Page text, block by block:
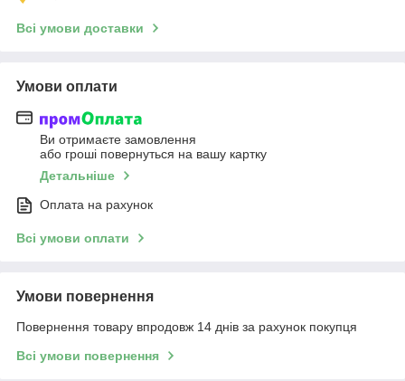
Всі умови доставки
Умови оплати
Ви отримаєте замовлення
або гроші повернуться на вашу картку
Детальніше
Оплата на рахунок
Всі умови оплати
Умови повернення
Повернення товару впродовж 14 днів за рахунок покупця
Всі умови повернення